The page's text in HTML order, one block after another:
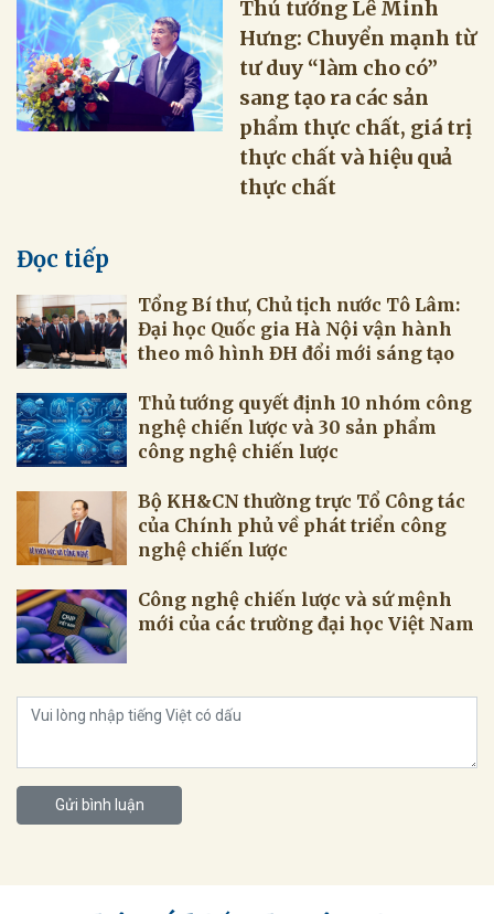
Thủ tướng Lê Minh
Hưng: Chuyển mạnh từ
tư duy “làm cho có”
sang tạo ra các sản
phẩm thực chất, giá trị
thực chất và hiệu quả
thực chất
Đọc tiếp
Tổng Bí thư, Chủ tịch nước Tô Lâm:
Đại học Quốc gia Hà Nội vận hành
theo mô hình ĐH đổi mới sáng tạo
Thủ tướng quyết định 10 nhóm công
nghệ chiến lược và 30 sản phẩm
công nghệ chiến lược
Bộ KH&CN thường trực Tổ Công tác
của Chính phủ về phát triển công
nghệ chiến lược
Công nghệ chiến lược và sứ mệnh
mới của các trường đại học Việt Nam
Gửi bình luận